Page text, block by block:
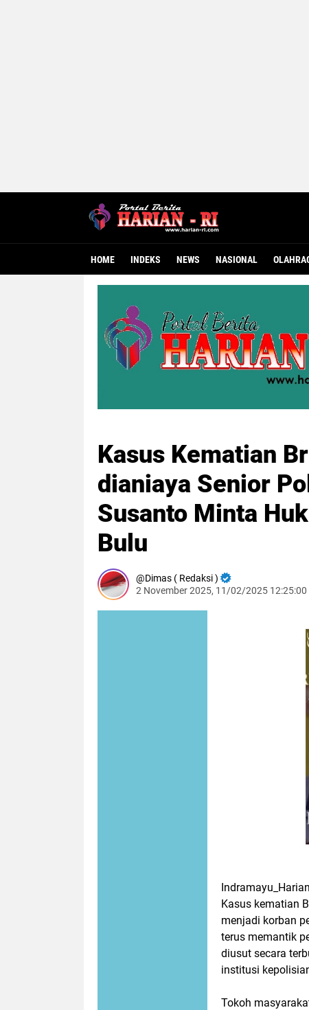
HOME INDEKS NEWS NASIONAL
Kasus Kematian
dianiaya Senior
Susanto Minta
Bulu
Dimas ( Redaksi )
2 November 2025, 11/02/2025 12:25:00
Kasus kematian
menjadi korban
terus memantik
diusut secara
institusi
Tokoh